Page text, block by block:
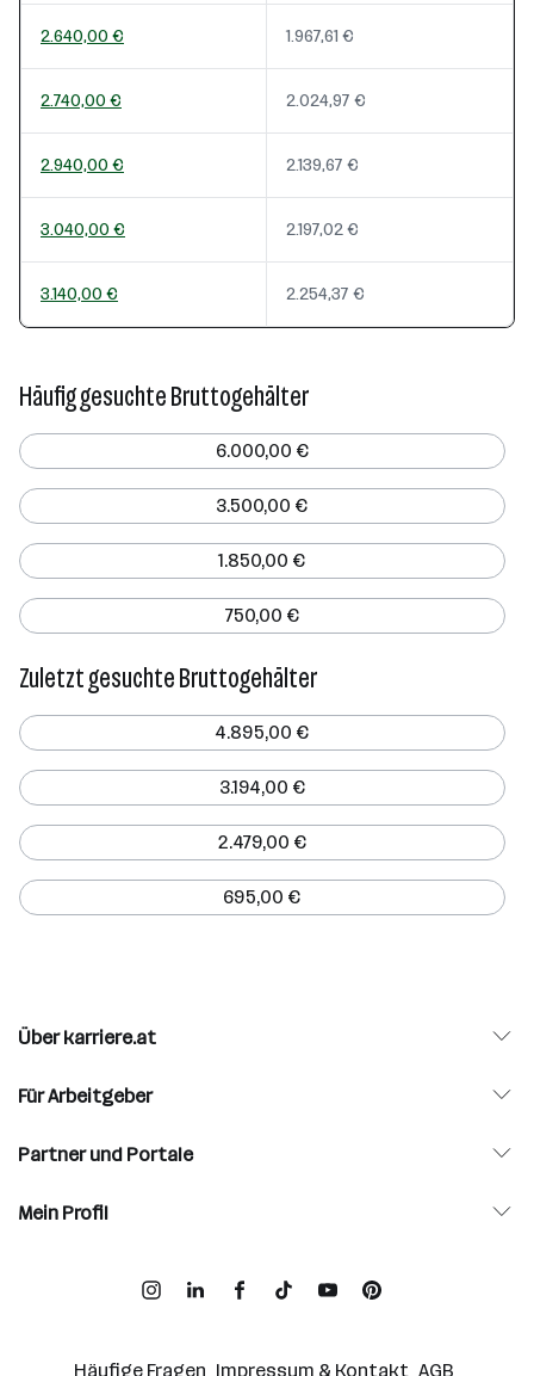
2.640,00 € 1.967,61 €
2.740,00 € 2.024,97 €
2.940,00 € 2.139,67 €
3.040,00 € 2.197,02 €
3.140,00 € 2.254,37 €
Häufig gesuchte Bruttogehälter
6.000,00 €
3.500,00 €
1.850,00 €
750,00 €
Zuletzt gesuchte Bruttogehälter
4.895,00 €
3.194,00 €
2.479,00 €
695,00 €
Über karriere.at
Für Arbeitgeber
Partner und Portale
Mein Profil
Häufige Fragen Impressum & Kontakt AGB